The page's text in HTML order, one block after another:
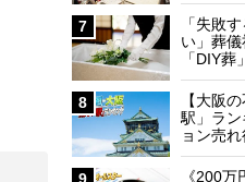
7
「失敗
い」葬
「DIY
に…
8
【大阪
駅」ラン
ョン売
《200